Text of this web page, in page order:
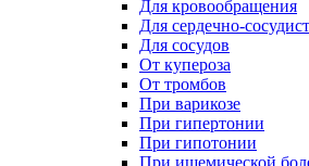
Для кровообращения
Для сердечно-
Для сосудов
От купероза
От тромбов
При варикозе
При гипертонии
При гипотонии
При ишемической